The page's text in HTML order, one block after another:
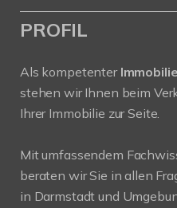
PROFIL
Als kompetenter
stehen wir Ihnen beim
Ihrer Immobilie zur Seite.
Mit umfassendem
beraten wir Sie in allen
in Darmstadt und